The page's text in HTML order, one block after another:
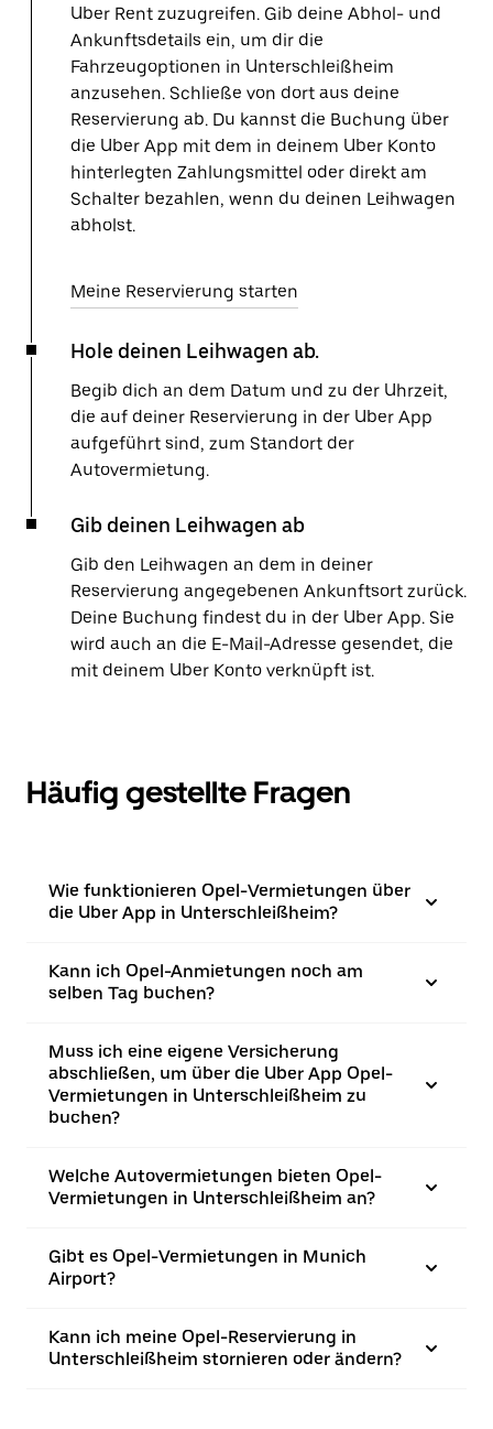
Uber Rent zuzugreifen. Gib deine Abhol- und
Ankunftsdetails ein, um dir die
Fahrzeugoptionen in Unterschleißheim
anzusehen. Schließe von dort aus deine
Reservierung ab. Du kannst die Buchung über
die Uber App mit dem in deinem Uber Konto
hinterlegten Zahlungsmittel oder direkt am
Schalter bezahlen, wenn du deinen Leihwagen
abholst.
Meine Reservierung starten
Hole deinen Leihwagen ab.
Begib dich an dem Datum und zu der Uhrzeit,
die auf deiner Reservierung in der Uber App
aufgeführt sind, zum Standort der
Autovermietung.
Gib deinen Leihwagen ab
Gib den Leihwagen an dem in deiner
Reservierung angegebenen Ankunftsort zurück.
Deine Buchung findest du in der Uber App. Sie
wird auch an die E-Mail-Adresse gesendet, die
mit deinem Uber Konto verknüpft ist.
Häufig gestellte Fragen
Wie funktionieren Opel-Vermietungen über
die Uber App in Unterschleißheim?
Kann ich Opel-Anmietungen noch am
selben Tag buchen?
Muss ich eine eigene Versicherung
abschließen, um über die Uber App Opel-
Vermietungen in Unterschleißheim zu
buchen?
Welche Autovermietungen bieten Opel-
Vermietungen in Unterschleißheim an?
Gibt es Opel-Vermietungen in Munich
Airport?
Kann ich meine Opel-Reservierung in
Unterschleißheim stornieren oder ändern?